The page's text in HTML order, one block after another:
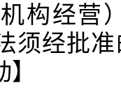
构经营
须经批